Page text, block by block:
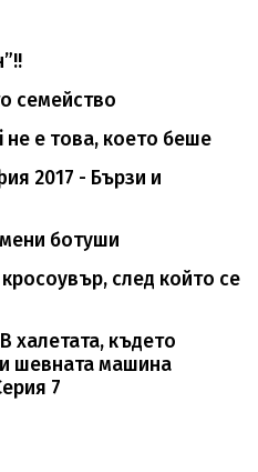
семейство
е това, което беше
2017 - Бързи и
ботуши
след който се
халетата, където
и шевната машина
7